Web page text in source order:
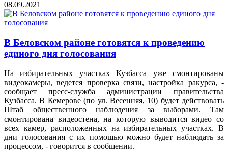
08.09.2021
В Беловском районе готовятся к проведению
единого дня голосования
На избирательных участках Кузбасса уже смонтированы
видеокамеры, ведется проверка связи, настройка ракурса, -
сообщает пресс-служба администрации правительства
Кузбасса. В Кемерове (по ул. Весенняя, 10) будет действовать
Штаб общественного наблюдения за выборами. Там
смонтирована видеостена, на которую выводится видео со
всех камер, расположенных на избирательных участках. В
дни голосования с их помощью можно будет наблюдать за
процессом, - говорится в сообщении.